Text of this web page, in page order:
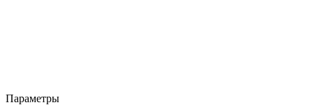
Параметры